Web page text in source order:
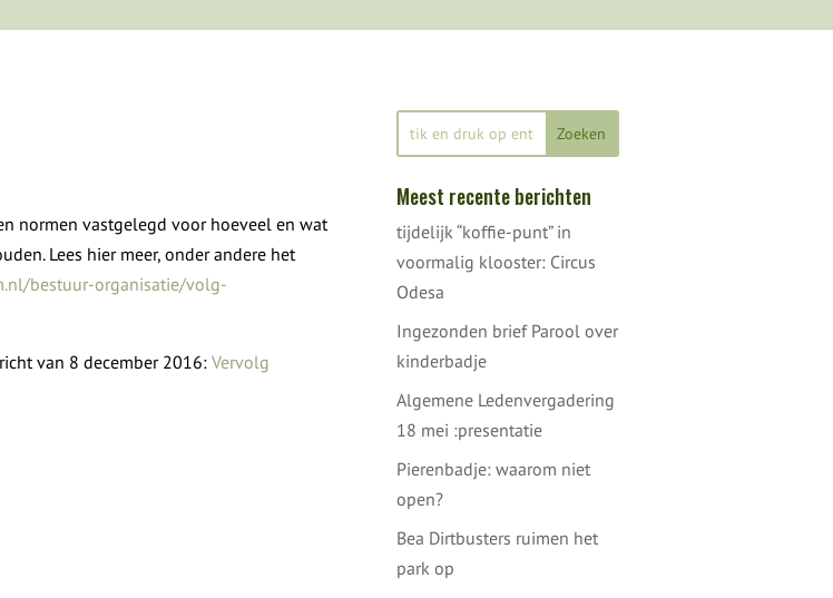
normen vastgelegd voor hoeveel en wat
Lees hier meer, onder andere het
bestuur-organisatie/volg-
van 8 december 2016: Vervolg
Meest recente berichten
tijdelijk “koffie-punt” in
voormalig klooster: Circus
Odesa
Ingezonden brief Parool over
kinderbadje
Algemene Ledenvergadering
18 mei :presentatie
Pierenbadje: waarom niet
open?
Bea Dirtbusters ruimen het
park op